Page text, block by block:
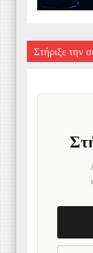
Στήριξε την